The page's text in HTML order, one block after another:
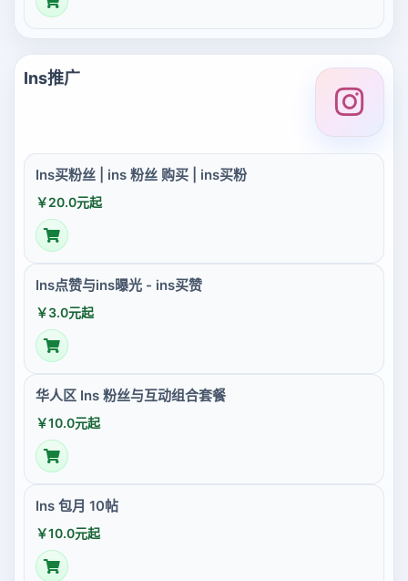
Ins推广
Ins买粉丝 | ins 粉丝 购买 | ins买粉
￥20.0元起
Ins点赞与ins曝光 - ins买赞
￥3.0元起
华人区 Ins 粉丝与互动组合套餐
￥10.0元起
Ins 包月 10帖
￥10.0元起